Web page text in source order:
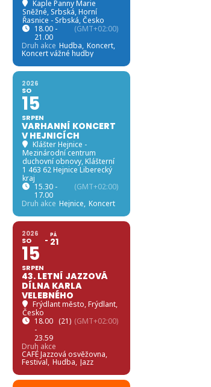
Kaple Panny Marie
Sněžné, Srbská, Horní
Řasnice - Srbská, Česko
18.00 -
21.00
(GMT+02:00)
Druh akce Hudba, Koncert,
Koncert vážné hudby
2026
SO
15
SRPEN
VARHANNÍ KONCERT
V HEJNICÍCH
Klášter Hejnice -
Mezinárodní centrum
duchovní obnovy, Klášterní
1 463 62 Hejnice Liberecký
kraj
15.30 -
17.00
(GMT+02:00)
Druh akce Hejnice, Koncert
2026
SO
15
SRPEN
PÁ
21
43. LETNÍ JAZZOVÁ
DÍLNA KARLA
VELEBNÉHO
Frýdlant město, Frýdlant,
Česko
18.00
-
23.59
(21) (GMT+02:00)
Druh akce
CAFÉ Jazzová osvěžovna,
Festival, Hudba, Jazz